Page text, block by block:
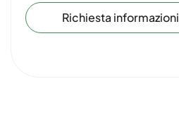
Richiesta informazioni